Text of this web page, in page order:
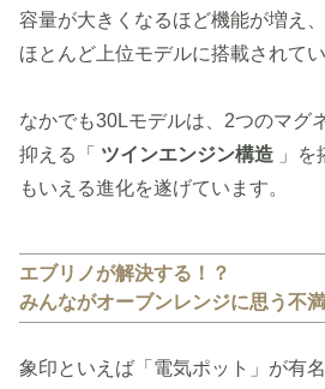
容量が大きくなるほど機能が増え
ほとんど上位モデルに搭載されてい
なかでも30Lモデルは、2つのマグ
抑える「 ツインエンジン構造 」
もいえる進化を遂げています。
エブリノが解決する！？
みんながオーブンレンジに思う不
象印といえば「電気ポット」が有名